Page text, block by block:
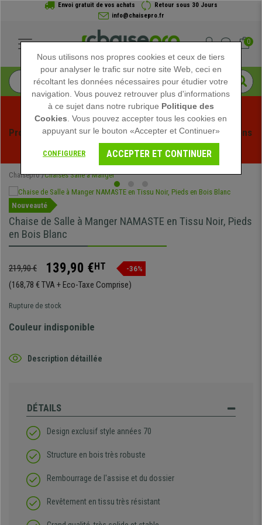
Envoi gratuit de vos achats
Retour sous 30 Jours
info@chaisepro.fr
0
Profitez des soldes d'été chez Chaisepro ! Des réductions
exclusives pour une durée limitée - Voir l'offre
Chaisepro Chaises Salle à Manger
Nouveauté
Chaise de Salle à Manger NAMASTE en Tissu Noir, Pieds
en Bois Blanc
219,90 € 139,90 €HT -36%
(168,78 € TVA + Eco-Taxe Comprise)
Rupture de stock
Couleur indisponible
Description détaillée
DÉTAILS
Design exclusif style années 70
Structure en bois très robuste
Rembourrage de l'assise et du dossier
Revêtement en tissu très résistant
Nous utilisons nos propres cookies et ceux de tiers
pour analyser le trafic sur notre site Web, ceci en
récoltant les données nécessaires pour étudier votre
navigation. Vous pouvez retrouver plus d'informations
à ce sujet dans notre rubrique Politique des
Cookies . Vous pouvez accepter tous les cookies en
appuyant sur le bouton «Accepter et Continuer»
CONFIGURER ACCEPTER ET CONTINUER